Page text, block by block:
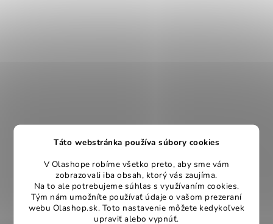
Táto webstránka používa súbory cookies
V Olashope robíme všetko preto, aby sme vám
zobrazovali iba obsah, ktorý vás zaujíma.
Na to ale potrebujeme súhlas s využívaním cookies.
Tým nám umožníte používať údaje o vašom prezeraní
webu Olashop.sk. Toto nastavenie môžete kedykoľvek
upraviť alebo vypnúť.